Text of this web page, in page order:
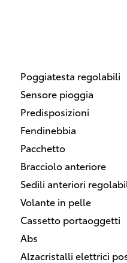
Poggiatesta regolabili
Sensore pioggia
Predisposizioni
Fendinebbia
Pacchetto
Bracciolo anteriore
Sedili anteriori
Volante in pelle
Cassetto portaoggetti
Abs
Alzacristalli elettrici